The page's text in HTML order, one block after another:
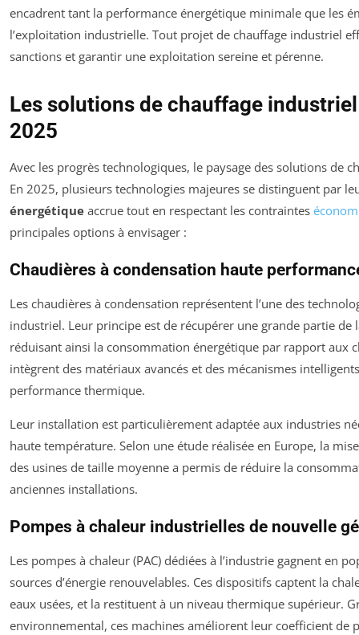
encadrent tant la performance énergétique minimale que les
l’exploitation industrielle. Tout projet de chauffage industriel
sanctions et garantir une exploitation sereine et pérenne.
Les solutions de chauffage
2025
Avec les progrès technologiques, le paysage des solutions de
En 2025, plusieurs technologies majeures se distinguent par
énergétique accrue tout en respectant les contraintes
principales options à envisager :
Chaudières à condensation haute
Les chaudières à condensation représentent l’une des
industriel. Leur principe est de récupérer une grande partie de
réduisant ainsi la consommation énergétique par rapport aux
intègrent des matériaux avancés et des mécanismes
performance thermique.
Leur installation est particulièrement adaptée aux industries
haute température. Selon une étude réalisée en Europe, la
des usines de taille moyenne a permis de réduire la
anciennes installations.
Pompes à chaleur industrielles de nouvelle
Les pompes à chaleur (PAC) dédiées à l’industrie gagnent en
sources d’énergie renouvelables. Ces dispositifs captent la
eaux usées, et la restituent à un niveau thermique supérieur.
environnemental, ces machines améliorent leur coefficient de